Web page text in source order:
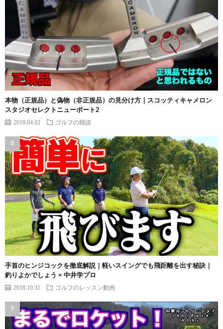
本物（正規品）と偽物（非正規品）の見分け方｜スコッティキャメロン
スタジオセレクトニューポート2
2018.04.02 ゴルフの雑談
手首のヒンジコックを徹底解説｜軽いスイングでも飛距離を出す秘訣｜
釣りよかでしょう × 中井学プロ
2018.10.31 ゴルフのレッスン動画